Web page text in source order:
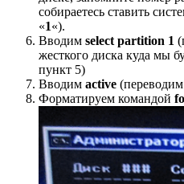
собираетесь ставить
«1«).
Вводим select partition 1
жесткого диска куда мы
пункт 5)
Вводим active (переводим
Форматируем командой